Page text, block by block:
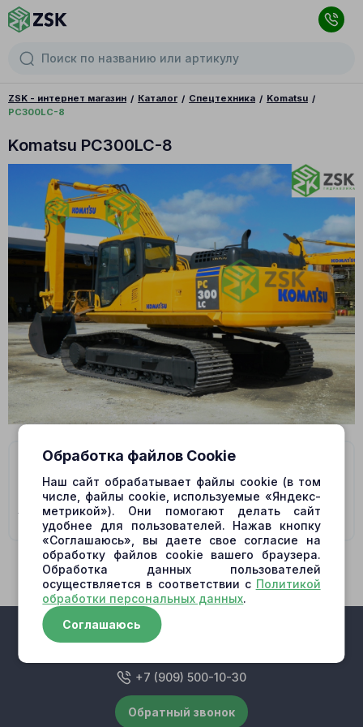
ZSK - интернет магазин Каталог Спецтехника
Komatsu
PC300LC-8
Komatsu PC300LC-8
На данную модель подходят гидромоторы/
гидронасосы:
706-7K-01040 SWING MOTOR PC450
+7 (909) 500-10-30
Обратный звонок
Обработка файлов Cookie
Наш сайт обрабатывает файлы cookie (в том
числе, файлы cookie, используемые «Яндекс-
метрикой»). Они помогают делать сайт
удобнее для пользователей. Нажав кнопку
«Соглашаюсь», вы даете свое согласие на
обработку файлов cookie вашего браузера.
Обработка данных пользователей
осуществляется в соответствии с Политикой
обработки персональных данных.
Соглашаюсь